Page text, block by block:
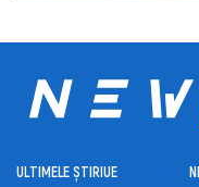
ULTIMELE ȘTIRIUE